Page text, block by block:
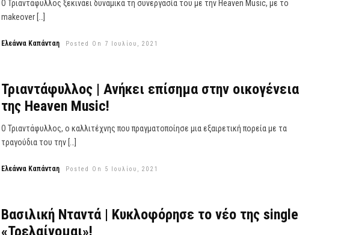
Ο Τριαντάφυλλος ξεκινάει δυναμικά τη συνεργασία του με την Heaven Music, με το
makeover […]
Ελεάννα Καπάνταη Posted On 7 Ιουλίου, 2021
Τριαντάφυλλος | Ανήκει επίσημα στην οικογένεια
της Heaven Music!
Ο Τριαντάφυλλος, ο καλλιτέχνης που πραγματοποίησε μια εξαιρετική πορεία με τα
τραγούδια του την […]
Ελεάννα Καπάνταη Posted On 5 Ιουλίου, 2021
Βασιλική Νταντά | Κυκλοφόρησε το νέο της single
«Τρελαίνομαι»!